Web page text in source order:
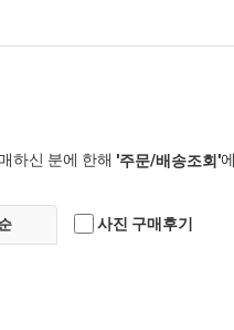
하신 분에 한해 '주문/배송조회'
사진 구매후기